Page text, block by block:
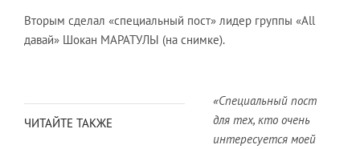
Вторым сделал «специальный пост» лидер группы «All
давай» Шокан МАРАТУЛЫ (на снимке).
ЧИТАЙТЕ ТАКЖЕ
«Специальный пост
для тех, кто очень
интересуется моей